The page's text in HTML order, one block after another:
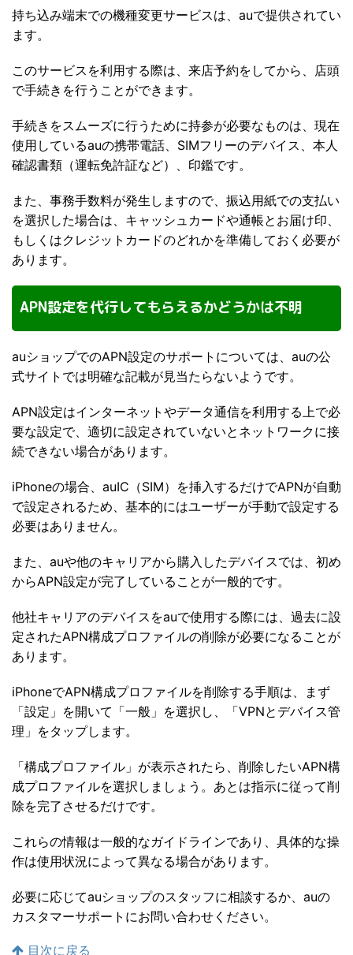
持ち込み端末での機種変更サービスは、auで提供されてい
ます。
このサービスを利用する際は、来店予約をしてから、店頭
で手続きを行うことができます。
手続きをスムーズに行うために持参が必要なものは、現在
使用しているauの携帯電話、SIMフリーのデバイス、本人
確認書類（運転免許証など）、印鑑です。
また、事務手数料が発生しますので、振込用紙での支払い
を選択した場合は、キャッシュカードや通帳とお届け印、
もしくはクレジットカードのどれかを準備しておく必要が
あります。
APN設定を代行してもらえるかどうかは不明
auショップでのAPN設定のサポートについては、auの公
式サイトでは明確な記載が見当たらないようです。
APN設定はインターネットやデータ通信を利用する上で必
要な設定で、適切に設定されていないとネットワークに接
続できない場合があります。
iPhoneの場合、auIC（SIM）を挿入するだけでAPNが自動
で設定されるため、基本的にはユーザーが手動で設定する
必要はありません。
また、auや他のキャリアから購入したデバイスでは、初め
からAPN設定が完了していることが一般的です。
他社キャリアのデバイスをauで使用する際には、過去に設
定されたAPN構成プロファイルの削除が必要になることが
あります。
iPhoneでAPN構成プロファイルを削除する手順は、まず
「設定」を開いて「一般」を選択し、「VPNとデバイス管
理」をタップします。
「構成プロファイル」が表示されたら、削除したいAPN構
成プロファイルを選択しましょう。あとは指示に従って削
除を完了させるだけです。
これらの情報は一般的なガイドラインであり、具体的な操
作は使用状況によって異なる場合があります。
必要に応じてauショップのスタッフに相談するか、auの
カスタマーサポートにお問い合わせください。
目次に戻る